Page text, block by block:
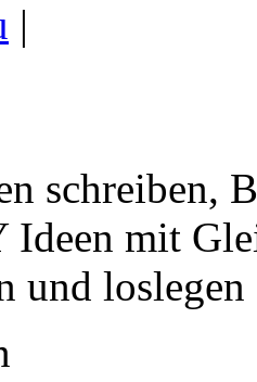
|
schreiben,
Ideen mit
und loslegen